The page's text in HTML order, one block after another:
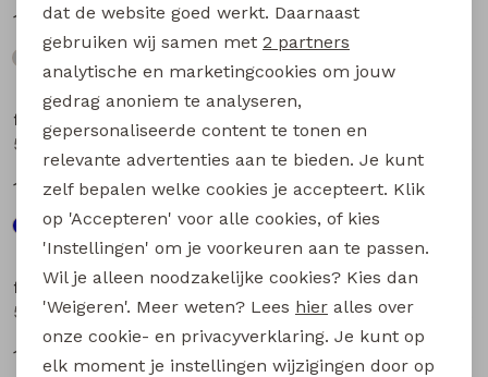
12,99
17,99
flinq
506442BB W20263 baby jongens lange broek Denim black
17,99
16,99
flinq
506331BB W20264 baby jongens lange broek Denim black
16,99
flinq
16,99
Marketing cookies
dat de website goed werkt. Daarnaast
gebruiken wij samen met 2 partners
analytische en marketingcookies om jouw
gedrag anoniem te analyseren,
gepersonaliseerde content te tonen en
relevante advertenties aan te bieden. Je kunt
zelf bepalen welke cookies je accepteert. Klik
op 'Accepteren' voor alle cookies, of kies
'Instellingen' om je voorkeuren aan te passen.
Wil je alleen noodzakelijke cookies? Kies dan
'Weigeren'. Meer weten? Lees hier alles over
onze cookie- en privacyverklaring. Je kunt op
elk moment je instellingen wijzigingen door op